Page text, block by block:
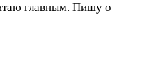
главным. Пишу о